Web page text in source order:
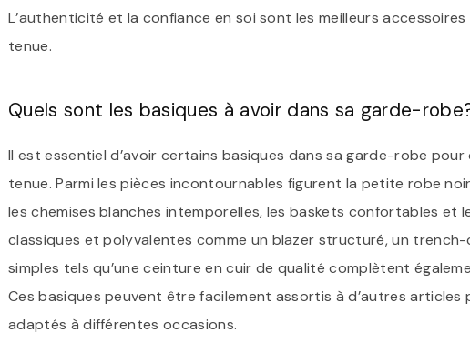
L’authenticité et la confiance en soi sont les meilleurs
tenue.
Quels sont les basiques à avoir dans sa garde-
Il est essentiel d’avoir certains basiques dans sa garde-robe
tenue. Parmi les pièces incontournables figurent la petite robe
les chemises blanches intemporelles, les baskets confortables et
classiques et polyvalentes comme un blazer structuré, un
simples tels qu’une ceinture en cuir de qualité complètent
Ces basiques peuvent être facilement assortis à d’autres
adaptés à différentes occasions.